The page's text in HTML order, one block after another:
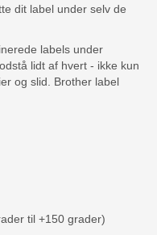
dit label under selv de
labels under
lidt af hvert - ikke kun
og slid. Brother label
til +150 grader)